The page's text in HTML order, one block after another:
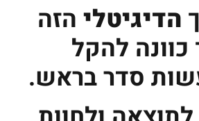
הדיגיטלי הזה
להקל
סדר בראש.